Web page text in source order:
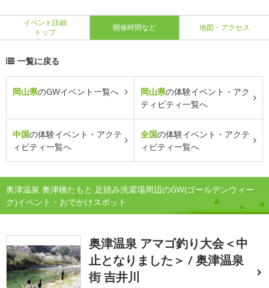
イベント詳細
トップ
開催時間など 地図・アクセス
一覧に戻る
岡山県のGWイベント一覧へ 岡山県の体験イベント・アク
ティビティ一覧へ
中国の体験イベント・アクテ
ィビティ一覧へ
全国の体験イベント・アクテ
ィビティ一覧へ
奥津温泉 奥津橋たもと 足踏み洗濯場周辺のGW(ゴールデンウィー
ク)イベント・おでかけスポット
奥津温泉 アマゴ釣り大会＜中
止となりました＞ / 奥津温泉
街 吉井川